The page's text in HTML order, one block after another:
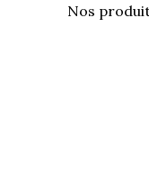
Nos